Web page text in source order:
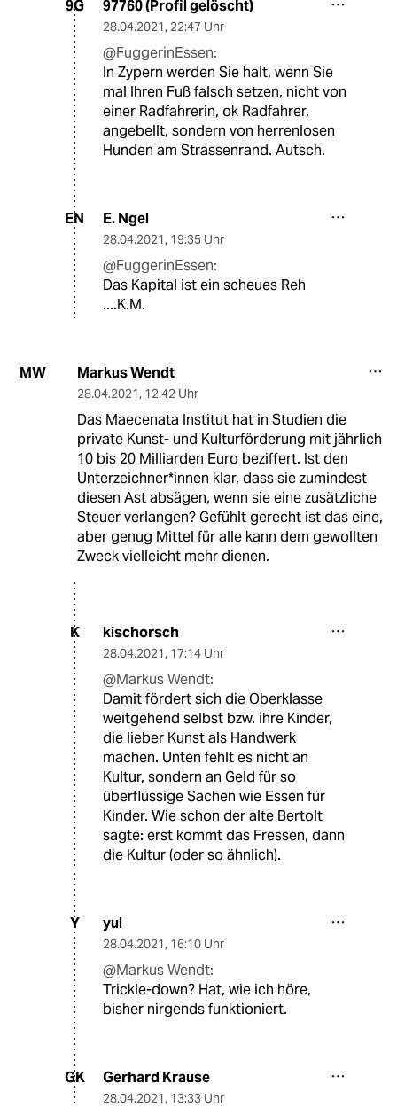
9G 97760 (Profil gelöscht)
28.04.2021, 22:47 Uhr
@FuggerinEssen:
In Zypern werden Sie halt, wenn Sie
mal Ihren Fuß falsch setzen, nicht von
einer Radfahrerin, ok Radfahrer,
angebellt, sondern von herrenlosen
Hunden am Strassenrand. Autsch.
EN E. Ngel
28.04.2021, 19:35 Uhr
@FuggerinEssen:
Das Kapital ist ein scheues Reh
....K.M.
MW Markus Wendt
28.04.2021, 12:42 Uhr
Das Maecenata Institut hat in Studien die
private Kunst- und Kulturförderung mit jährlich
10 bis 20 Milliarden Euro beziffert. Ist den
Unterzeichner*innen klar, dass sie zumindest
diesen Ast absägen, wenn sie eine zusätzliche
Steuer verlangen? Gefühlt gerecht ist das eine,
aber genug Mittel für alle kann dem gewollten
Zweck vielleicht mehr dienen.
K kischorsch
28.04.2021, 17:14 Uhr
@Markus Wendt:
Damit fördert sich die Oberklasse
weitgehend selbst bzw. ihre Kinder,
die lieber Kunst als Handwerk
machen. Unten fehlt es nicht an
Kultur, sondern an Geld für so
überflüssige Sachen wie Essen für
Kinder. Wie schon der alte Bertolt
sagte: erst kommt das Fressen, dann
die Kultur (oder so ähnlich).
Y yul
28.04.2021, 16:10 Uhr
@Markus Wendt:
Trickle-down? Hat, wie ich höre,
bisher nirgends funktioniert.
GK Gerhard Krause
28.04.2021, 13:33 Uhr